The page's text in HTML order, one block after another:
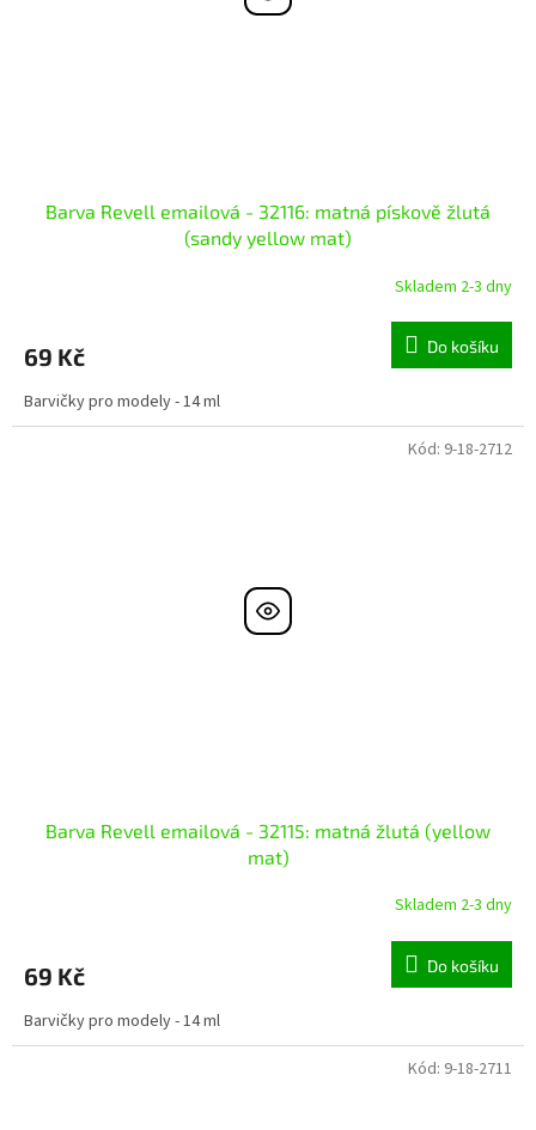
Barva Revell emailová - 32116: matná pískově žlutá
(sandy yellow mat)
Skladem 2-3 dny
69 Kč Do košíku
Barvičky pro modely - 14 ml
Barva Revell emailová - 32115: matná žlutá (yellow
mat)
Skladem 2-3 dny
69 Kč Do košíku
Barvičky pro modely - 14 ml
Kód: 9-18-2712
Kód: 9-18-2711